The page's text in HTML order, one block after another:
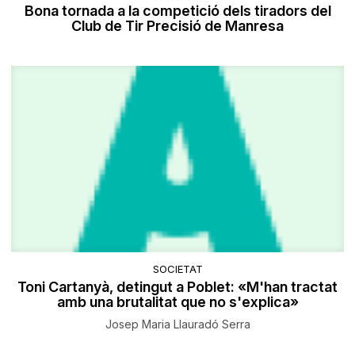
Bona tornada a la competició dels tiradors del
Club de Tir Precisió de Manresa
SOCIETAT
Toni Cartanyà, detingut a Poblet: «M'han tractat
amb una brutalitat que no s'explica»
Josep Maria Llauradó Serra